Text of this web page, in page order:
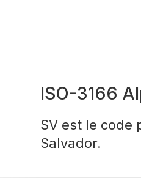
ISO-3166
SV est le code
Salvador.